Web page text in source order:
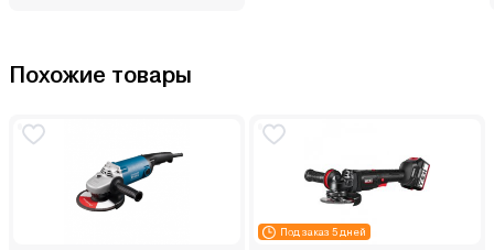
Похожие товары
Под заказ 5 дней